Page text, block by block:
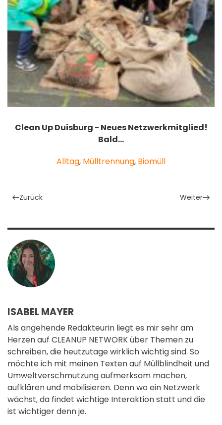
Clean Up Duisburg - Neues Netzwerkmitglied!
Bald…
Alltag, Mülltrennung, Biomüll
Zurück Weiter
ISABEL MAYER
Als angehende Redakteurin liegt es mir sehr am
Herzen auf CLEANUP NETWORK über Themen zu
schreiben, die heutzutage wirklich wichtig sind. So
möchte ich mit meinen Texten auf Müllblindheit und
Umweltverschmutzung aufmerksam machen,
aufklären und mobilisieren. Denn wo ein Netzwerk
wächst, da findet wichtige Interaktion statt und die
ist wichtiger denn je.